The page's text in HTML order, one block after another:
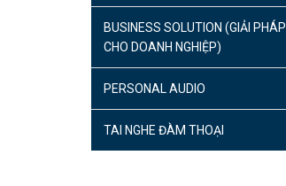
BUSINESS SOLUTION (GIẢI PHÁP
CHO DOANH NGHIỆP)
PERSONAL AUDIO
TAI NGHE ĐÀM THOẠI